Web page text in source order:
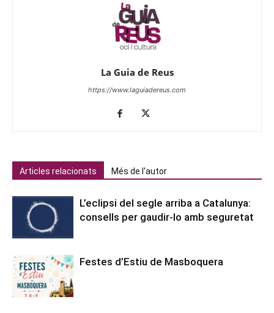
La Guia de Reus
https://www.laguiadereus.com
Articles relacionats Més de l'autor
L’eclipsi del segle arriba a Catalunya:
consells per gaudir-lo amb seguretat
Festes d’Estiu de Masboquera